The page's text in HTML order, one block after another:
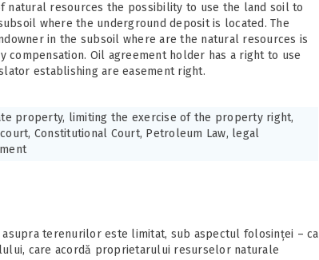
natural resources the possibility to use the land soil to
where the underground deposit is located. The
in the subsoil where are the natural resources is
Oil agreement holder has a right to use
establishing are easement right.
property, limiting the exercise of the property right,
court, Constitutional Court, Petroleum Law, legal
terenurilor este limitat, sub aspectul folosinței – ca
care acordă proprietarului resurselor naturale